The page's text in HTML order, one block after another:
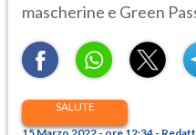
mascherine e Green
SALUTE